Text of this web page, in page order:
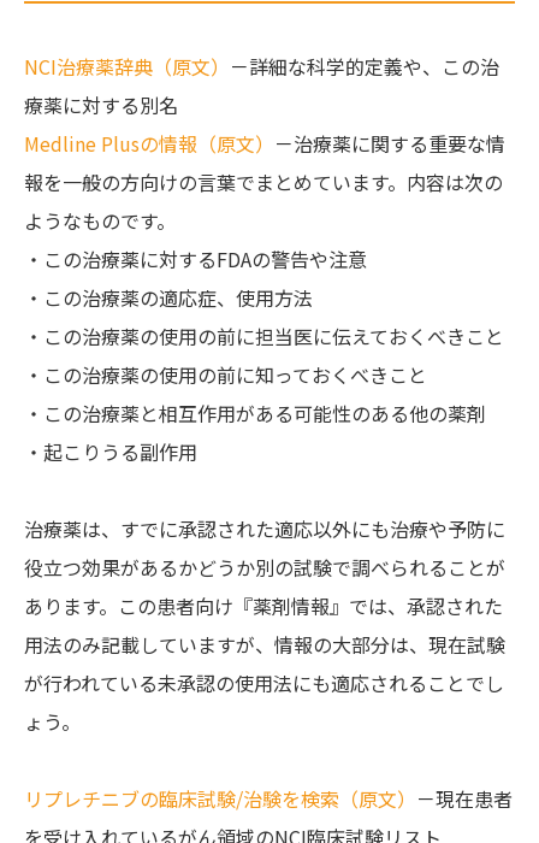
NCI治療薬辞典（原文） －詳細な科学的定義や、この治
療薬に対する別名
Medline Plusの情報（原文） －治療薬に関する重要な情
報を一般の方向けの言葉でまとめています。内容は次の
ようなものです。
・この治療薬に対するFDAの警告や注意
・この治療薬の適応症、使用方法
・この治療薬の使用の前に担当医に伝えておくべきこと
・この治療薬の使用の前に知っておくべきこと
・この治療薬と相互作用がある可能性のある他の薬剤
・起こりうる副作用
治療薬は、すでに承認された適応以外にも治療や予防に
役立つ効果があるかどうか別の試験で調べられることが
あります。この患者向け『薬剤情報』では、承認された
用法のみ記載していますが、情報の大部分は、現在試験
が行われている未承認の使用法にも適応されることでし
ょう。
リプレチニブの臨床試験/治験を検索（原文） －現在患者
を受け入れているがん領域のNCI臨床試験リスト